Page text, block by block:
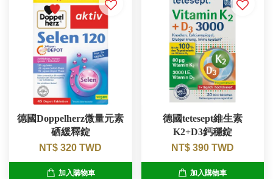
德國Doppelherz微量元素
硒緩釋錠
NT$ 320 TWD
加入購物車
德國tetesept維生素
K2+D3鈣穩錠
NT$ 390 TWD
加入購物車